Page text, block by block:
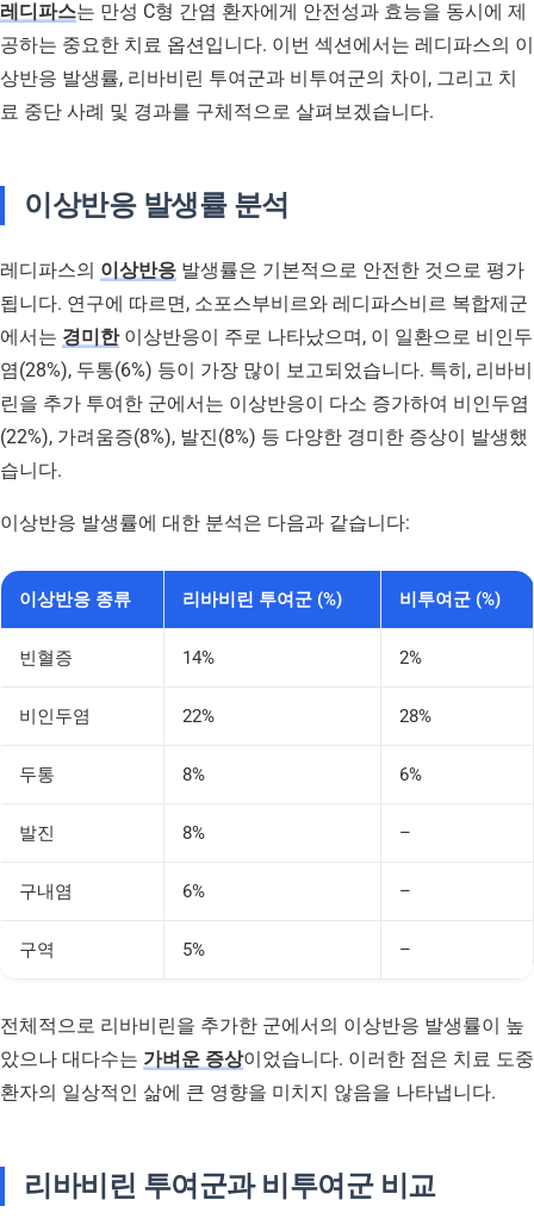
레디파스는 만성 C형 간염 환자에게 안전성과 효능을 동시에 제
공하는 중요한 치료 옵션입니다. 이번 섹션에서는 레디파스의 이
상반응 발생률, 리바비린 투여군과 비투여군의 차이, 그리고 치
료 중단 사례 및 경과를 구체적으로 살펴보겠습니다.
이상반응 발생률 분석
레디파스의 이상반응 발생률은 기본적으로 안전한 것으로 평가
됩니다. 연구에 따르면, 소포스부비르와 레디파스비르 복합제군
에서는 경미한이상반응이 주로 나타났으며, 이 일환으로 비인두
염(28%), 두통(6%) 등이 가장 많이 보고되었습니다. 특히, 리바비
린을 추가 투여한 군에서는 이상반응이 다소 증가하여 비인두염
(22%), 가려움증(8%), 발진(8%) 등 다양한 경미한 증상이 발생했
습니다.
이상반응 발생률에 대한 분석은 다음과 같습니다:
이상반응 종류 리바비린 투여군 (%) 비투여군 (%)
빈혈증 14% 2%
비인두염 22% 28%
두통 8% 6%
발진 8% –
구내염 6% –
구역 5% –
전체적으로 리바비린을 추가한 군에서의 이상반응 발생률이 높
았으나 대다수는 가벼운 증상이었습니다. 이러한 점은 치료 도중
환자의 일상적인 삶에 큰 영향을 미치지 않음을 나타냅니다.
리바비린 투여군과 비투여군 비교